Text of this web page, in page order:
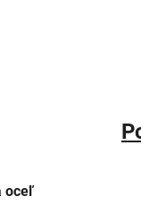
oceľ